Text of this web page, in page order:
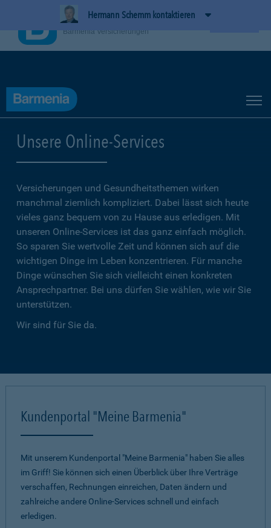
Hermann Schemm kontaktieren
Unsere Online-Services
Versicherungen und Gesundheitsthemen wirken
manchmal ziemlich kompliziert. Dabei lässt sich heute
vieles ganz bequem von zu Hause aus erledigen. Mit
unseren Online-Services ist das ganz einfach möglich.
So sparen Sie wertvolle Zeit und können sich auf die
wichtigen Dinge im Leben konzentrieren. Für manche
Dinge wünschen Sie sich vielleicht einen konkreten
Ansprechpartner. Bei uns dürfen Sie wählen, wie wir Sie
unterstützen.
Wir sind für Sie da.
Kundenportal "Meine Barmenia"
Mit unserem Kundenportal "Meine Barmenia" haben Sie alles
im Griff! Sie können sich einen Überblick über Ihre Verträge
verschaffen, Rechnungen einreichen, Daten ändern und
zahlreiche andere Online-Services schnell und einfach
erledigen.
BarmeniaApp
Barmenia Versicherungen